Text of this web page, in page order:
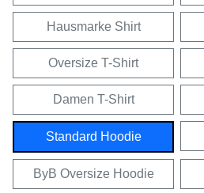
Hausmarke Shirt
Oversize T-Shirt
Damen T-Shirt
Standard Hoodie
ByB Oversize Hoodie